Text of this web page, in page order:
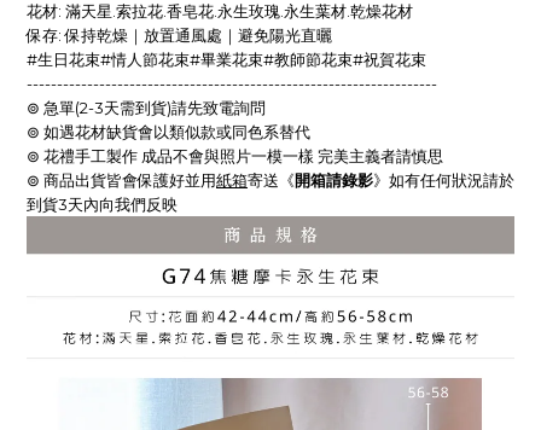
花材: 滿天星.索拉花.香皂花.永生玫瑰.永生葉材.乾燥花材
保存: 保持乾燥｜放置通風處｜避免陽光直曬
#生日花束#情人節花束#畢業花束#教師節花束#祝賀花束
--------------------------------------------------------------------
⊚ 急單(2-3天需到貨)請先致電詢問
⊚ 如遇花材缺貨會以類似款或同色系替代
⊚ 花禮手工製作 成品不會與照片一模一樣 完美主義者請慎思
⊚ 商品出貨皆會保護好並用紙箱寄送《開箱請錄影》如有任何狀況請於
到貨3天內向我們反映